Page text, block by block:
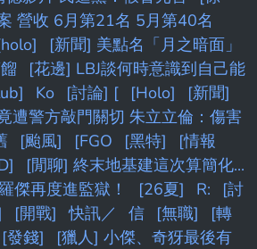
營收 6月第21名 5月第40名
[新聞] 美點名「月之暗面」
[花邊] LBJ談何時意識到自己能
Ko [討論] [ [Holo]
[新聞]
遭警方敲門關切 朱立立倫：傷害
[颱風] [FGO [黑特]
[情報
[閒聊] 終末地基建這次算簡化...
傑再度進監獄！ [26夏] R:
[討
[開戰] 快訊／ 信 [無職]
[轉
[發錢]
[獵人] 小傑、奇犽最後有